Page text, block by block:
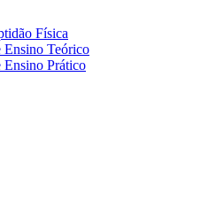
Física
Ensino Teórico
Ensino Prático